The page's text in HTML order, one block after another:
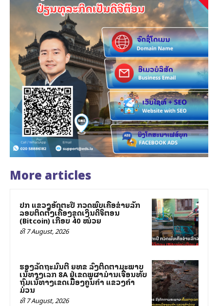
More articles
ປກສ ແຂວງອັດຕະປື ກວດພົບເຄືອຂ່າຍລັກ
ລອບຕິດຕັ້ງເຄື່ອງຂຸດເງິນດິຈິຕອນ
(Bitcoin) ເກືອບ 40 ໝ່ວຍ
ທີ 7 August, 2026
ຮອງລັດຖະມົນຕີ ຍທຂ ລົງຕິດຕາມສະພາບ
ເສັ້ນທາງເລກ 8A ຢູ່ເຂດພູຜາມ່ານເຈື່ອນທັບ
ຖົມເສັ້ນທາງເຂດເມືອງຄູນຄໍາ ແຂວງຄໍາ
ມ່ວນ
ທີ 7 August, 2026